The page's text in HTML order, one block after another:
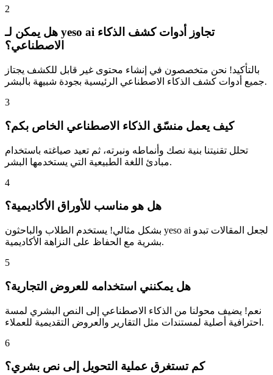
2
هل يمكن لـ yeso ai تجاوز أدوات كشف الذكاء
الاصطناعي؟
بالتأكيد! نحن متخصصون في إنشاء محتوى غير قابل للكشف يجتاز
جميع أدوات كشف الذكاء الاصطناعي الرئيسية بجودة شبيهة بالبشر.
3
كيف يعمل منسّق الذكاء الاصطناعي الخاص بكم؟
تحلل تقنيتنا بنية نصك وأنماطه ونبرته، ثم تعيد صياغته باستخدام
مبادئ اللغة الطبيعية التي يستخدمها البشر.
4
هل هو مناسب للأوراق الأكاديمية؟
بشكل مثالي! يستخدم الطلاب والباحثون yeso ai لجعل المقالات تبدو
بشرية مع الحفاظ على النزاهة الأكاديمية.
5
هل يمكنني استخدامه للعروض التجارية؟
نعم! يضيف محولنا من الذكاء الاصطناعي إلى النص البشري لمسة
احترافية أصلية لمستندات مثل التقارير والعروض التقديمية للعملاء.
6
كم تستغرق عملية التحويل إلى نص بشري؟